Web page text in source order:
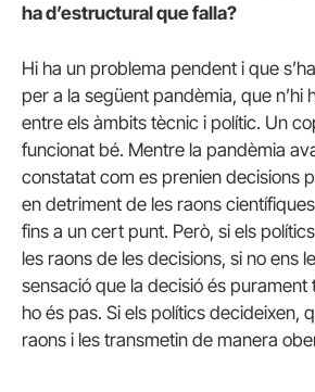
ha d’estructural que falla?
Hi ha un problema pendent i que
per a la següent pandèmia, que n’hi
entre els àmbits tècnic i polític. Un
funcionat bé. Mentre la pandèmia
constatat com es prenien decisions
en detriment de les raons
fins a un cert punt. Però, si els
les raons de les decisions, si no ens
sensació que la decisió és purament
ho és pas. Si els polítics decideixen,
raons i les transmetin de manera